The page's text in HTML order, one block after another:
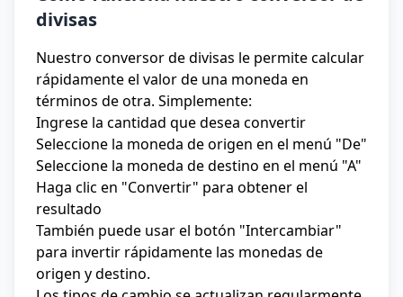
divisas
Nuestro conversor de divisas le permite calcular
rápidamente el valor de una moneda en
términos de otra. Simplemente:
Ingrese la cantidad que desea convertir
Seleccione la moneda de origen en el menú "De"
Seleccione la moneda de destino en el menú "A"
Haga clic en "Convertir" para obtener el
resultado
También puede usar el botón "Intercambiar"
para invertir rápidamente las monedas de
origen y destino.